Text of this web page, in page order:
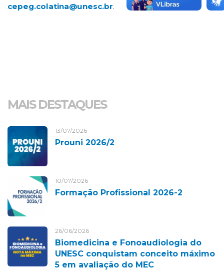
cepeg.colatina@unesc.br.
MAIS DESTAQUES
13/07/2026
Prouni 2026/2
10/07/2026
Formação Profissional 2026-2
26/06/2026
Biomedicina e Fonoaudiologia do
UNESC conquistam conceito máximo
5 em avaliação do MEC